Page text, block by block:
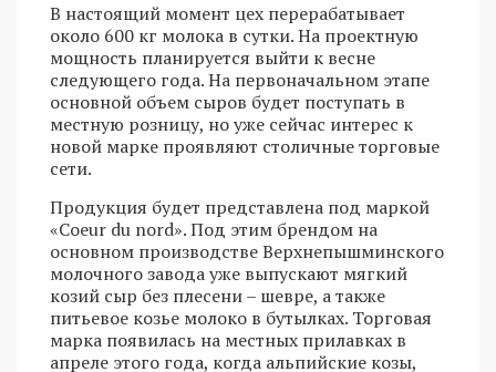
В настоящий момент цех перерабатывает
около 600 кг молока в сутки. На проектную
мощность планируется выйти к весне
следующего года. На первоначальном этапе
основной объем сыров будет поступать в
местную розницу, но уже сейчас интерес к
новой марке проявляют столичные торговые
сети.
Продукция будет представлена под маркой
«Coeur du nord». Под этим брендом на
основном производстве Верхнепышминского
молочного завода уже выпускают мягкий
козий сыр без плесени – шевре, а также
питьевое козье молоко в бутылках. Торговая
марка появилась на местных прилавках в
апреле этого года, когда альпийские козы,